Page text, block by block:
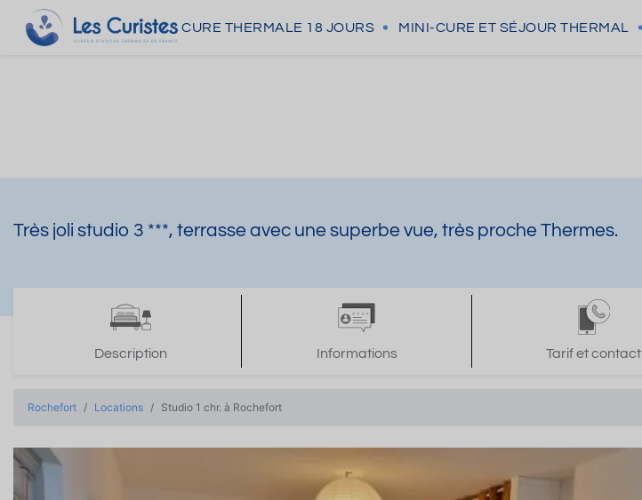
CURE THERMALE 18 JOURS MINI-CURE ET SÉJOUR THERMAL
Très joli studio 3 ***, terrasse avec une superbe vue, très proche Thermes.
Description Informations Tarif et contact
Rochefort Locations Studio 1 chr. à Rochefort